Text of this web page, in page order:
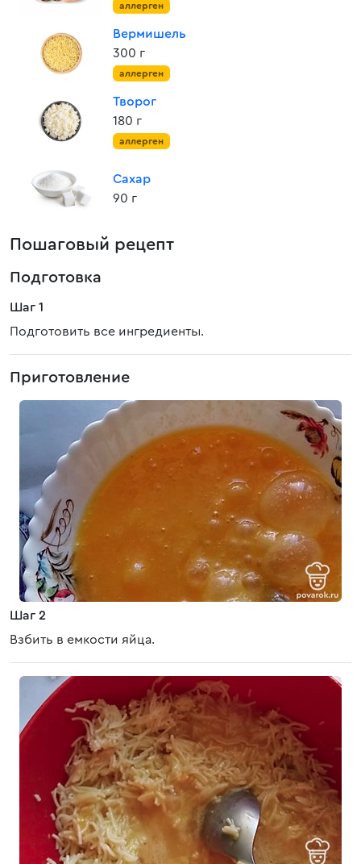
аллерген
Вермишель
300 г
аллерген
Творог
180 г
аллерген
Сахар
90 г
Пошаговый рецепт
Подготовка
Шаг 1
Подготовить все ингредиенты.
Приготовление
Шаг 2
Взбить в емкости яйца.